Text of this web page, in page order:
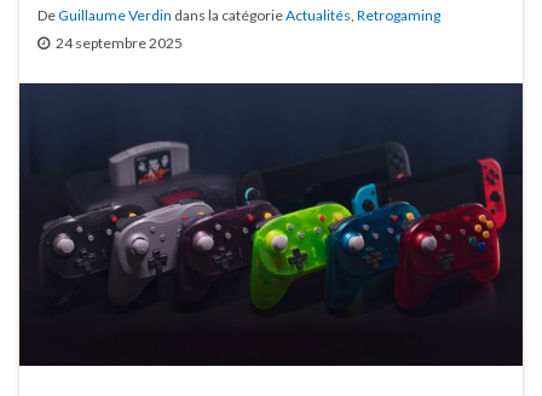
DeGuillaume Verdin dans la catégorieActualités Retrogaming
24 septembre 2025